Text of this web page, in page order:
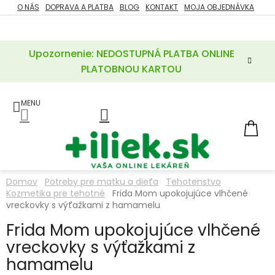
Prejsť
na
Upozornenie: NEDOSTUPNÁ PLATBA ONLINE
PLATOBNOU KARTOU
O NÁS DOPRAVA A PLATBA BLOG KONTAKT MOJA OBJEDNÁVKA
ZĽAVY
POTREBY
A
LIEKY
VITAMÍNY
A
MINERÁLY
KOZMETIKA
Domov Potreby pre matku a dieťa
Tehotenstvo
Kozmetika pre tehotné
Frida Mom upokojujúce vlhčené
vreckovky s výťažkami z hamamelu
Frida Mom upokojujúce vlhčené
vreckovky s výťažkami z
hamamelu